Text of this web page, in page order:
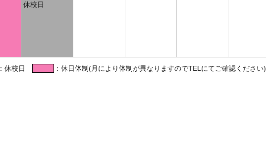
休校日
：休校日 ：休日体制(月により体制が異なりますのでTELにてご確認ください)